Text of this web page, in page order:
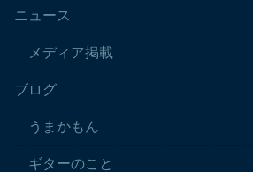
ニュース
メディア掲載
ブログ
うまかもん
ギターのこと